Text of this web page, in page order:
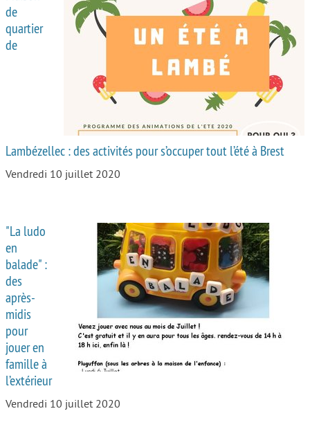
de
quartier
de
Lambézellec : des activités pour s’occuper tout l’été à Brest
Vendredi 10 juillet 2020
"La ludo
en
balade" :
des
après-
midis
pour
jouer en
famille à
l’extérieur
Vendredi 10 juillet 2020